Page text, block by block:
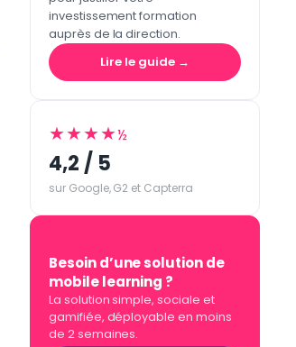
investissement formation
auprès de la direction.
Lire le guide →
★★★★½
4,2 / 5
sur Google, G2 et Capterra
Besoin d’une solution de
mobile learning ?
La solution simple, sociale et
gamifiée, déployable en moins
de 2 semaines.